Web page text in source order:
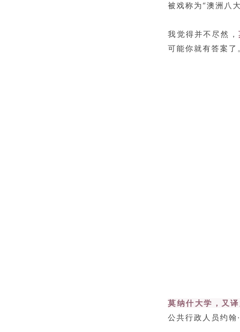
被戏称为“澳洲八
我觉得并不尽然，
可能你就有答案了
莫纳什大学，又
公共行政人员约